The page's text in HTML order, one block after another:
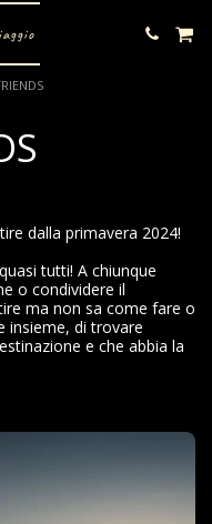
dalla primavera 2024!
tutti! A chiunque
o condividere il
ma non sa come fare o
insieme, di trovare
e che abbia la